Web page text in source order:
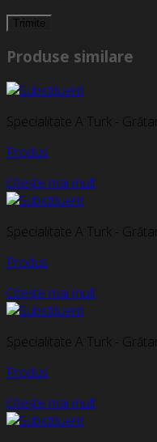
Produse similare
Specialitate A Turk - Grătar
Produs
Citește mai mult
Specialitate A Turk - Grătar
Produs
Citește mai mult
Specialitate A Turk - Grătar
Produs
Citește mai mult